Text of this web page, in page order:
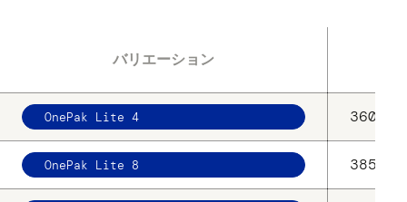
バリエーション
OnePak Lite 4 360 x
OnePak Lite 8 385 x